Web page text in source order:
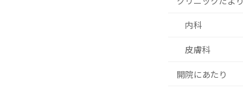
内科
皮膚科
開院にあたり